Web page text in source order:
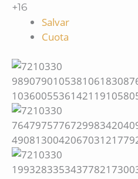
+16
Salvar
Cuota